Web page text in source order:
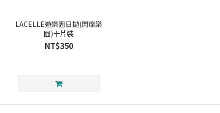
LACELLE遊樂園日拋(閃爍樂
園)十片裝
NT$350